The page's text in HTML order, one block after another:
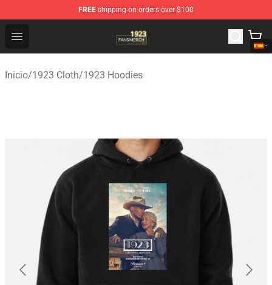
FREE shipping on orders over $100
Open menu
1923 Shop - Official 1923 Merchandise Store
Inicio/1923 Cloth/1923 Hoodies